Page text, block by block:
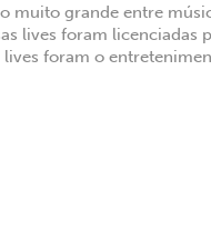
muito grande entre
lives foram licenciadas
foram o